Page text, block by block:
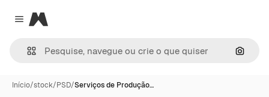
Close menu
Magnific
Início/stock/PSD/Serviços de Produção…